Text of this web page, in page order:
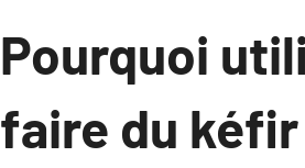
Pourquoi
faire du